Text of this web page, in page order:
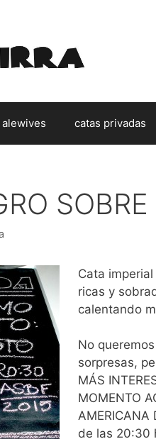
alewives catas privadas
Cata
ricas y
calentando
No
sorpresas,
MÁS
MOMENTO
AMERICANA
de las 20:30